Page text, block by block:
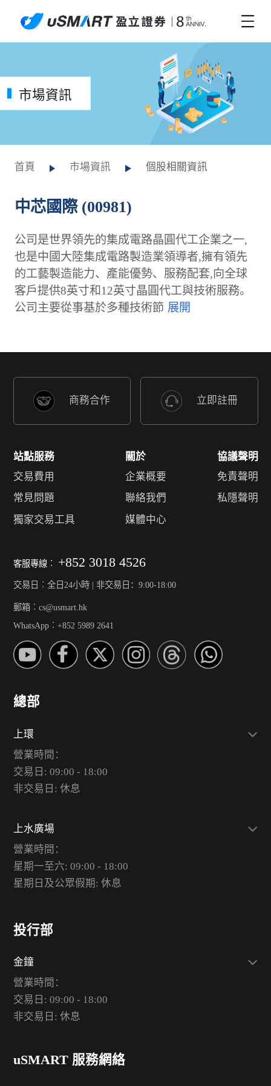
市場資訊
首頁 市場資訊 個股相關資訊
中芯國際 (00981)
公司是世界領先的集成電路晶圓代工企業之一,
也是中國大陸集成電路製造業領導者,擁有領先
的工藝製造能力、產能優勢、服務配套,向全球
客戶提供8英寸和12英寸晶圓代工與技術服務。
公司主要從事基於多種技術節
商務合作 立即註冊
站點服務
交易費用
常見問題
獨家交易工具
關於
企業概要
聯絡我們
媒體中心
協議聲明
免責聲明
私隱聲明
客服專線︰ +852 3018 4526
交易日︰全日24小時 | 非交易日：9:00-18:00
郵箱︰cs@usmart.hk
WhatsApp︰+852 5989 2641
總部
上環
營業時間：
交易日: 09:00 - 18:00
非交易日: 休息
上水廣場
營業時間：
星期一至六: 09:00 - 18:00
星期日及公眾假期: 休息
投行部
金鐘
營業時間：
交易日: 09:00 - 18:00
非交易日: 休息
uSMART 服務網絡